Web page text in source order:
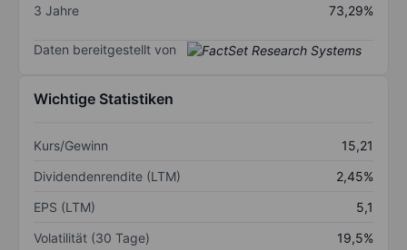
3 Jahre
73,29%
Daten bereitgestellt von
Wichtige Statistiken
Kurs/Gewinn
15,21
Dividendenrendite (LTM)
2,45%
EPS (LTM)
5,1
Volatilität (30 Tage)
19,5%